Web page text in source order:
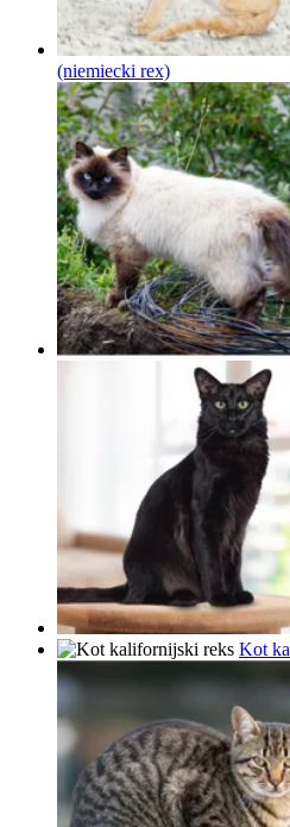
(niemiecki rex)
Kot